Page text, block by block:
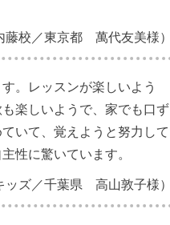
藤校／東京都 萬代友美様）
。レッスンが楽しいよう
楽しいようで、家でも口ず
いて、覚えようと努力して
性に驚いています。
ッズ／千葉県 高山敦子様）